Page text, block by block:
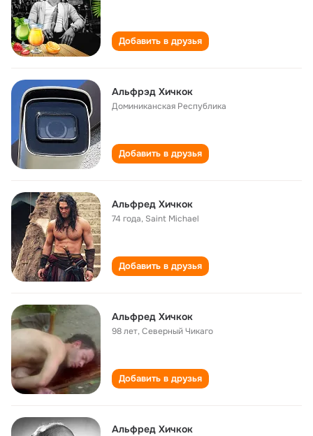
Добавить в друзья
Альфрэд Хичкок
Доминиканская Республика
Добавить в друзья
Альфред Хичкок
74 года, Saint Michael
Добавить в друзья
Альфред Хичкок
98 лет,Северный Чикаго
Добавить в друзья
Альфред Хичкок